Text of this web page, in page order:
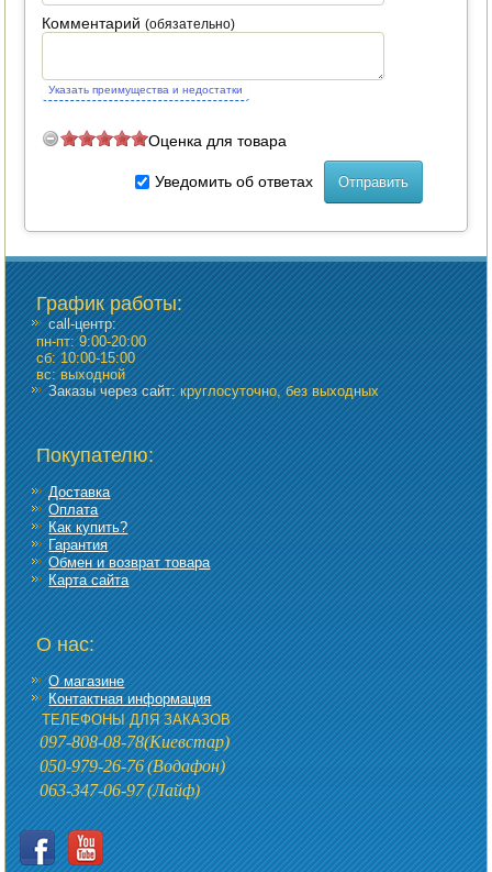
Комментарий(обязательно)
Указать преимущества и недостатки
Оценка для товара
Уведомить об ответах
График работы:
call-центр:
пн-пт: 9:00-20:00
сб: 10:00-15:00
вс: выходной
Заказы через сайт:круглосуточно, без выходных
Покупателю:
Доставка
Оплата
Как купить?
Гарантия
Обмен и возврат товара
Карта сайта
О нас:
О магазине
Контактная информация
ТЕЛЕФОНЫ ДЛЯ ЗАКАЗОВ
097-808-08-78(Киевстар)
050-979-26-76(Водафон)
063-347-06-97(Лайф)